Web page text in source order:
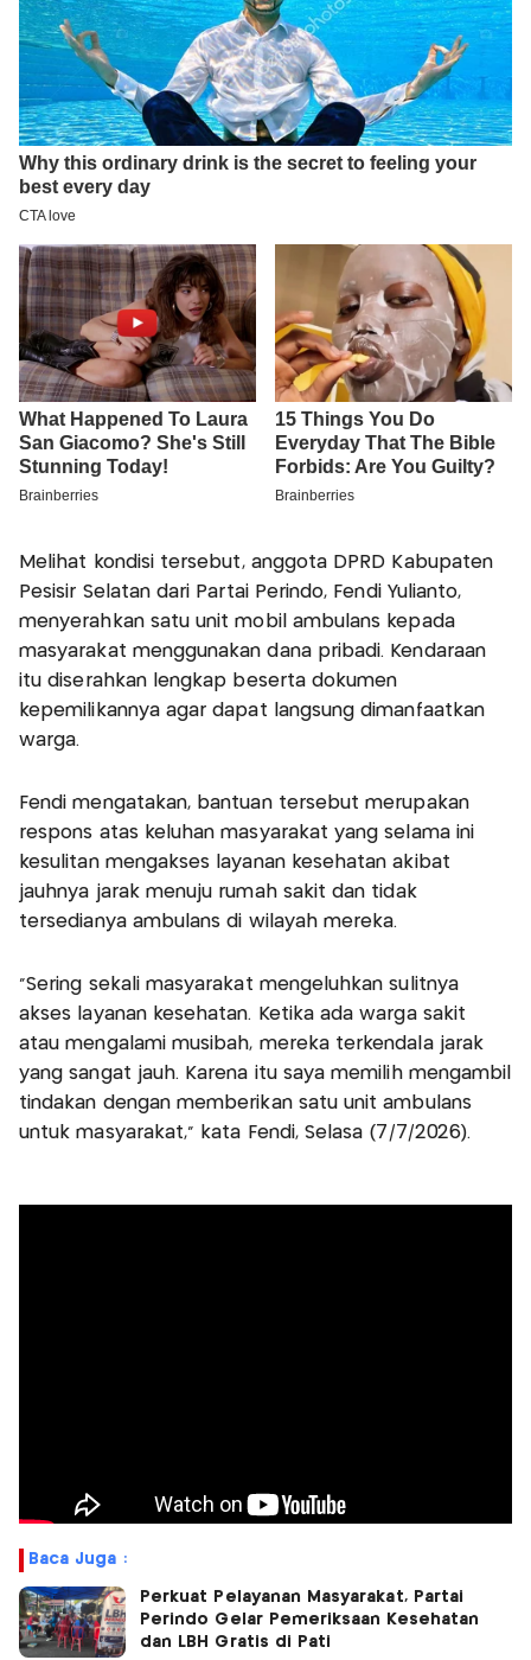
Melihat kondisi tersebut, anggota DPRD Kabupaten
Pesisir Selatan dari Partai Perindo, Fendi Yulianto,
menyerahkan satu unit mobil ambulans kepada
masyarakat menggunakan dana pribadi. Kendaraan
itu diserahkan lengkap beserta dokumen
kepemilikannya agar dapat langsung dimanfaatkan
warga.
Fendi mengatakan, bantuan tersebut merupakan
respons atas keluhan masyarakat yang selama ini
kesulitan mengakses layanan kesehatan akibat
jauhnya jarak menuju rumah sakit dan tidak
tersedianya ambulans di wilayah mereka.
"Sering sekali masyarakat mengeluhkan sulitnya
akses layanan kesehatan. Ketika ada warga sakit
atau mengalami musibah, mereka terkendala jarak
yang sangat jauh. Karena itu saya memilih mengambil
tindakan dengan memberikan satu unit ambulans
untuk masyarakat," kata Fendi, Selasa (7/7/2026).
Baca Juga :
Perkuat Pelayanan Masyarakat, Partai
Perindo Gelar Pemeriksaan Kesehatan
dan LBH Gratis di Pati